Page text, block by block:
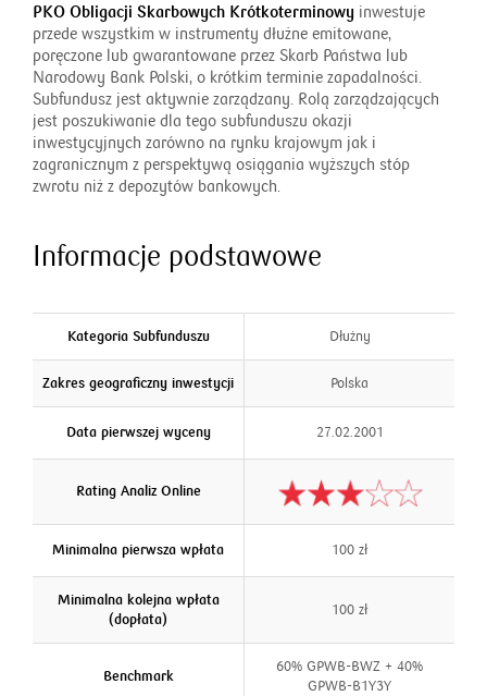
PKO Obligacji Skarbowych Krótkoterminowy inwestuje
przede wszystkim w instrumenty dłużne emitowane,
poręczone lub gwarantowane przez Skarb Państwa lub
Narodowy Bank Polski, o krótkim terminie zapadalności.
Subfundusz jest aktywnie zarządzany. Rolą zarządzających
jest poszukiwanie dla tego subfunduszu okazji
inwestycyjnych zarówno na rynku krajowym jak i
zagranicznym z perspektywą osiągania wyższych stóp
zwrotu niż z depozytów bankowych.
Informacje podstawowe
Kategoria Subfunduszu Dłużny
Zakres geograficzny inwestycji Polska
Data pierwszej wyceny 27.02.2001
Rating Analiz Online
Minimalna pierwsza wpłata 100 zł
Minimalna kolejna wpłata
(dopłata)
100 zł
Benchmark
60% GPWB-BWZ + 40%
GPWB-B1Y3Y